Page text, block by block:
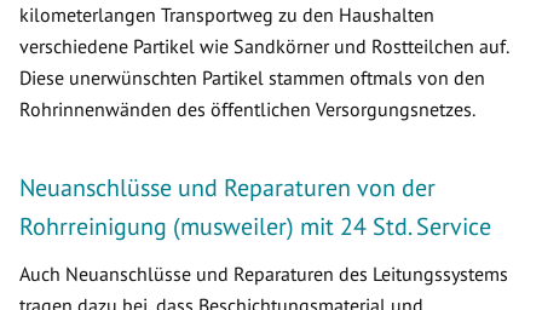
kilometerlangen Transportweg zu den Haushalten
verschiedene Partikel wie Sandkörner und Rostteilchen auf.
Diese unerwünschten Partikel stammen oftmals von den
Rohrinnenwänden des öffentlichen Versorgungsnetzes.
Neuanschlüsse und Reparaturen von der
Rohrreinigung (musweiler) mit 24 Std. Service
Auch Neuanschlüsse und Reparaturen des Leitungssystems
tragen dazu bei, dass Beschichtungsmaterial und